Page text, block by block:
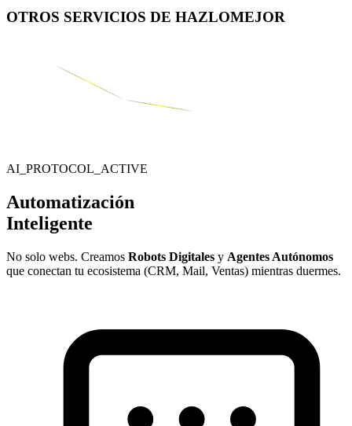
OTROS SERVICIOS DE HAZLOMEJOR
AI_PROTOCOL_ACTIVE
Automatización
Inteligente
No solo webs. Creamos Robots Digitales y Agentes Autónomos
que conectan tu ecosistema (CRM, Mail, Ventas) mientras duermes.